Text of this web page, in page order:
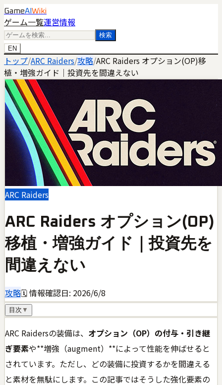
GameAI Wiki
ゲーム一覧運営情報
検索
EN
トップ/ARC Raiders/攻略/ARC Raiders オプション(OP)移
植・増強ガイド｜投資先を間違えない
ARC Raiders
ARC Raiders オプション(OP)
移植・増強ガイド｜投資先を
間違えない
攻略🗓 情報確認日: 2026/6/8
目次 ▼
ARC Raidersの装備は、 オプション（OP）の付与・引き継
ぎ要素や**増強（augment）**によって性能を伸ばせると
されています。ただし、どの装備に投資するかを間違える
と素材を無駄にします。この記事ではそうした強化要素の